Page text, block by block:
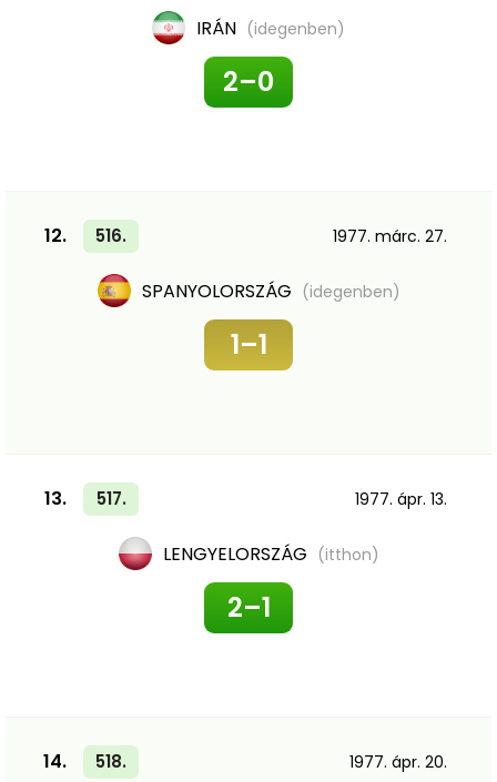
IRÁN (idegenben)
2–0
12. 516. 1977. márc. 27.
SPANYOLORSZÁG (idegenben)
1–1
13. 517. 1977. ápr. 13.
LENGYELORSZÁG (itthon)
2–1
14. 518. 1977. ápr. 20.